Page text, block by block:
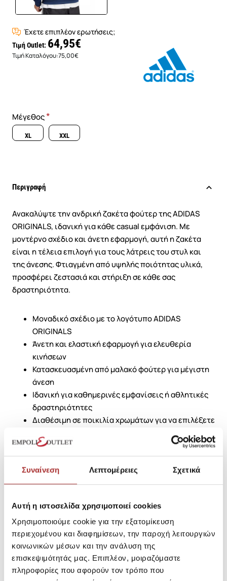
Συναίνεση Λεπτομέρειες Σχετικά
Αυτή η ιστοσελίδα χρησιμοποιεί cookies
Χρησιμοποιούμε cookie για την εξατομίκευση
περιεχομένου και διαφημίσεων, την παροχή λειτουργιών
κοινωνικών μέσων και την ανάλυση της
επισκεψιμότητάς μας. Επιπλέον, μοιραζόμαστε
πληροφορίες που αφορούν τον τρόπο που
Έχετε επιπλέον ερωτήσεις;
Τιμή Outlet: 64,95€
Τιμή Καταλόγου:75,00€
Μέγεθος
XL XXL
Περιγραφή
Ανακαλύψτε την ανδρική ζακέτα φούτερ της ADIDAS
ORIGINALS, ιδανική για κάθε casual εμφάνιση. Με
μοντέρνο σχέδιο και άνετη εφαρμογή, αυτή η ζακέτα
είναι η τέλεια επιλογή για τους λάτρεις του στυλ και
της άνεσης. Φτιαγμένη από υψηλής ποιότητας υλικά,
προσφέρει ζεστασιά και στήριξη σε κάθε σας
δραστηριότητα.
Μοναδικό σχέδιο με το λογότυπο ADIDAS
ORIGINALS
Άνετη και ελαστική εφαρμογή για ελευθερία
κινήσεων
Κατασκευασμένη από μαλακό φούτερ για μέγιστη
άνεση
Ιδανική για καθημερινές εμφανίσεις ή αθλητικές
δραστηριότητες
Διαθέσιμη σε ποικιλία χρωμάτων για να επιλέξετε
Επιλέξτε την ADIDAS ORIGINALS ζακέτα φούτερ και
τρόπο!
Μεγεθολόγιο
SKU: 25296921N4269
Κωδικός Κατασκευαστή: IR9893
Σύνθεση